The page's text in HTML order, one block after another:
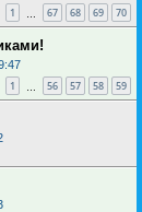
1 67 68 69 70
1 56 57 58 59